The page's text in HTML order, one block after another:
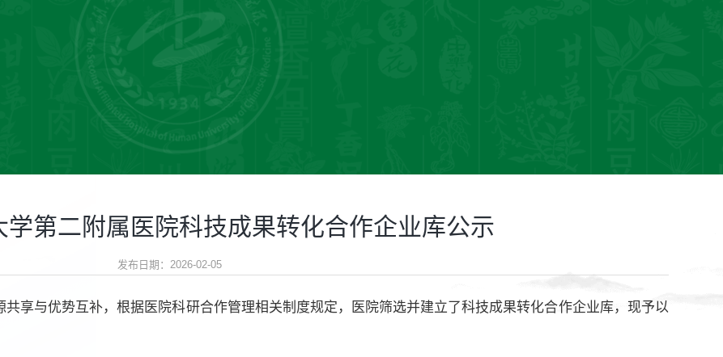
学第二附属医院科技成果转化合作企业库公示
发布日期：2026-02-05
享与优势互补，根据医院科研合作管理相关制度规定，医院筛选并建立了科技成果转化合作企业库，现予以